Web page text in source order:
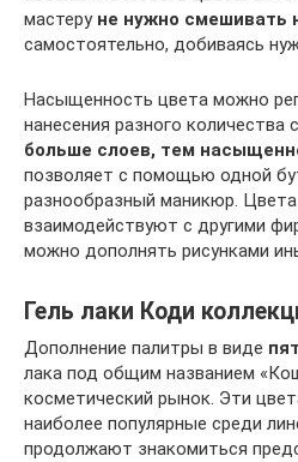
мастеру не нужно смешивать
самостоятельно, добиваясь
Насыщенность цвета можно
нанесения разного количества
больше слоев, тем
позволяет с помощью одной
разнообразный маникюр. Цвета
взаимодействуют с другими
можно дополнять рисунками
Гель лаки Коди
Дополнение палитры в виде
лака под общим названием
косметический рынок. Эти
наиболее популярные среди
продолжают знакомиться